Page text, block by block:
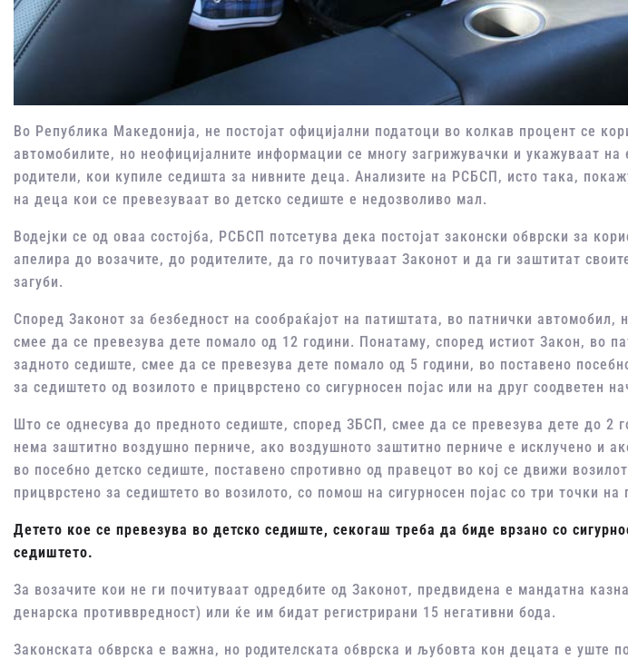
Во Република Македонија, не постојат официјални податоци во колкав процент се
автомобилите, но неофицијалните информации се многу загрижувачки и укажуваат
родители, кои купиле седишта за нивните деца. Анализите на РСБСП, исто така,
на деца кои се превезуваат во детско седиште е недозволиво мал.
Водејки се од оваа состојба, РСБСП потсетува дека постојат законски обврски за
апелира до возачите, до родителите, да го почитуваат Законот и да ги заштитат
загуби.
Според Законот за безбедност на сообраќајот на патиштата, во патнички автомобил,
смее да се превезува дете помало од 12 години. Понатаму, според истиот Закон, во
задното седиште, смее да се превезува дете помало од 5 години, во поставено
за седиштето од возилото е прицврстено со сигурносен појас или на друг соодветен
Што се однесува до предното седиште, според ЗБСП, смее да се превезува дете до 2
нема заштитно воздушно перниче, ако воздушното заштитно перниче е исклучено и
во посебно детско седиште, поставено спротивно од правецот во кој се движи
прицврстено за седиштето во возилото, со помош на сигурносен појас со три точки на
Детето кое се превезува во детско седиште, секогаш треба да биде врзано со
седиштето.
За возачите кои не ги почитуваат одредбите од Законот, предвидена е мандатна
денарска противвредност) или ќе им бидат регистрирани 15 негативни бода.
Законската обврска е важна, но родителската обврска и љубовта кон децата е уште